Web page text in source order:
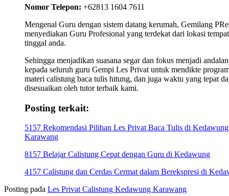
Nomor Telepon: +62813 1604 7611
Mengenal Guru dengan sistem datang kerumah, Gemilang
menyediakan Guru Profesional yang terdekat dari lokasi tempat
tinggal anda.
Sehingga menjadikan suasana segar dan fokus menjadi andalan
kepada seluruh guru Gempi Les Privat untuk mendikte
materi calistung baca tulis hitung, dan juga waktu yang tepat
disesuaikan oleh tutor terbaik kami.
Posting terkait:
5157 Rekomendasi Pilihan Les Privat Baca Tulis di Kedawung
Karawang
8157 Belajar Calistung Cepat dengan Guru di Kedawung
4157 Calistung dan Cerdas Cermat dalam Berekspresi di
Posting pada Les Privat Calistung Kedawung Karawang